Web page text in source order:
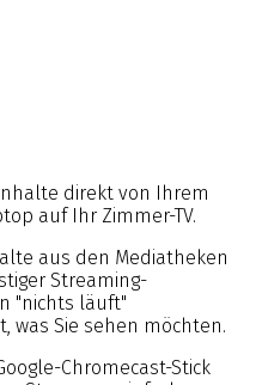
direkt von Ihrem
auf Ihr Zimmer-TV.
aus den Mediatheken
Streaming-
"nichts läuft"
was Sie sehen möchten.
Chromecast-Stick